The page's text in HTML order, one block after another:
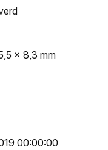
x 8,3 mm
00:00:00